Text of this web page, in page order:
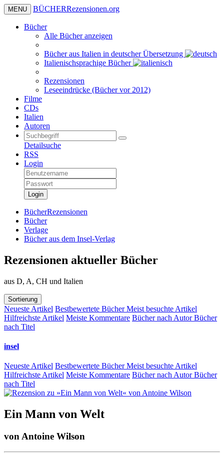
MENU BÜCHERRezensionen.org
Bücher
Alle Bücher anzeigen
Bücher aus Italien in deutscher Übersetzung
Italienischsprachige Bücher
Rezensionen
Leseeindrücke (Bücher vor 2012)
Filme
CDs
Italien
Autoren
Detailsuche
RSS
Login
Login
BücherRezensionen
Bücher
Verlage
Bücher aus dem Insel-Verlag
Rezensionen aktueller Bücher
aus D, A, CH und Italien
Sortierung
Neueste Artikel Bestbewertete BücherMeist besuchte Artikel
Hilfreichste Artikel Meiste Kommentare Bücher nach AutorBücher
nach Titel
insel
Neueste Artikel Bestbewertete BücherMeist besuchte Artikel
Hilfreichste Artikel Meiste Kommentare Bücher nach AutorBücher
nach Titel
Ein Mann von Welt
von Antoine Wilson